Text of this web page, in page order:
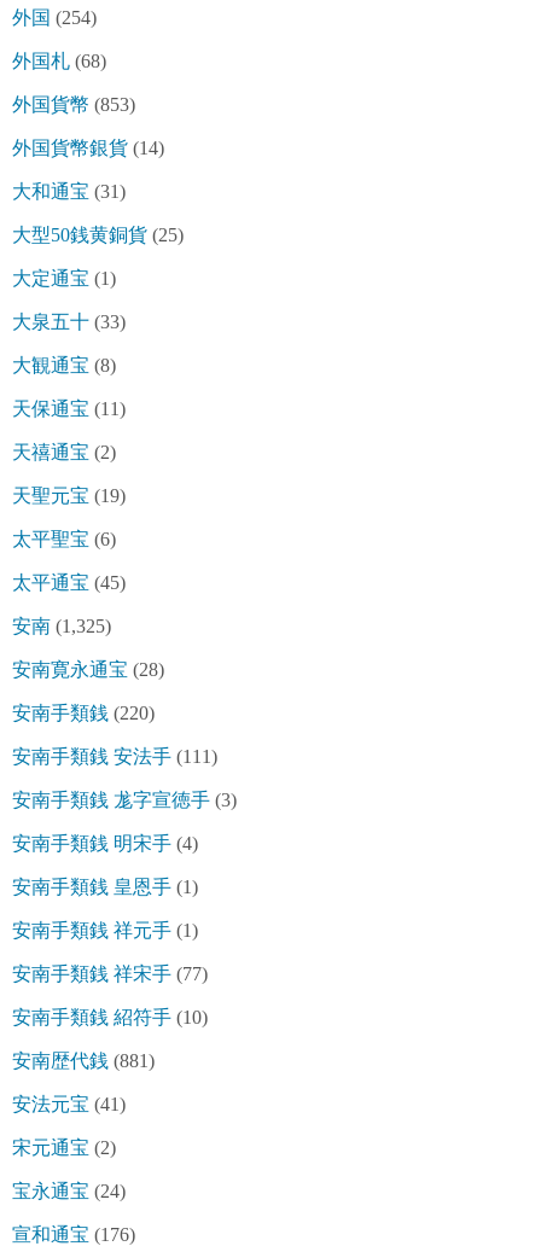
外国 (254)
外国札 (68)
外国貨幣 (853)
外国貨幣銀貨 (14)
大和通宝 (31)
大型50銭黄銅貨 (25)
大定通宝 (1)
大泉五十 (33)
大観通宝 (8)
天保通宝 (11)
天禧通宝 (2)
天聖元宝 (19)
太平聖宝 (6)
太平通宝 (45)
安南 (1,325)
安南寛永通宝 (28)
安南手類銭 (220)
安南手類銭 安法手 (111)
安南手類銭 尨字宣徳手 (3)
安南手類銭 明宋手 (4)
安南手類銭 皇恩手 (1)
安南手類銭 祥元手 (1)
安南手類銭 祥宋手 (77)
安南手類銭 紹符手 (10)
安南歴代銭 (881)
安法元宝 (41)
宋元通宝 (2)
宝永通宝 (24)
宣和通宝 (176)